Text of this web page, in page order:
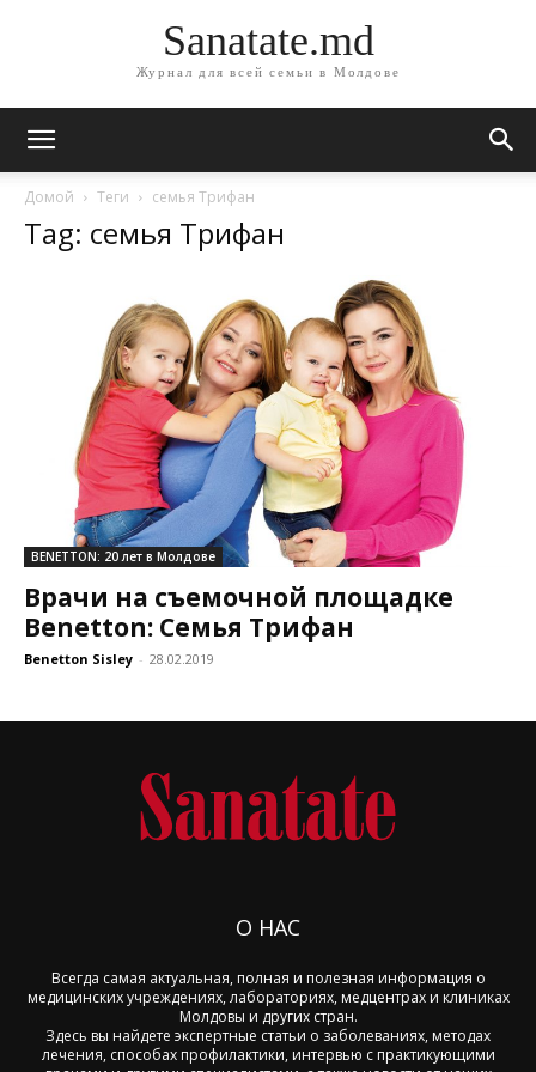
Sanatate.md
Журнал для всей семьи в Молдове
Домой Теги семья Трифан
Tag: семья Трифан
BENETTON: 20 лет в Молдове
Врачи на съемочной площадке
Benetton: Семья Tрифан
Benetton Sisley - 28.02.2019
О НАС
Всегда самая актуальная, полная и полезная информация о
медицинских учреждениях, лабораториях, медцентрах и клиниках
Молдовы и других стран.
Здесь вы найдете экспертные статьи о заболеваниях, методах
лечения, способах профилактики, интервью с практикующими